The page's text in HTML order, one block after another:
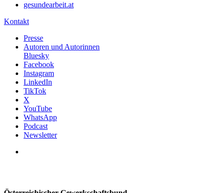
gesundearbeit.at
Kontakt
Presse
Autoren und Autorinnen
Bluesky
Facebook
Instagram
LinkedIn
TikTok
X
YouTube
WhatsApp
Podcast
Newsletter